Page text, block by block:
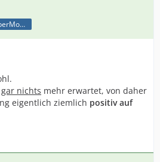
wcf.user.rank.superModerator
gar nichts mehr erwartet, von daher
eigentlich ziemlich positiv auf